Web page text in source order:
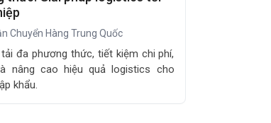
Chuyển Hàng Trung Quốc
đa phương thức, tiết kiệm chi phí,
nâng cao hiệu quả logistics cho
khẩu.